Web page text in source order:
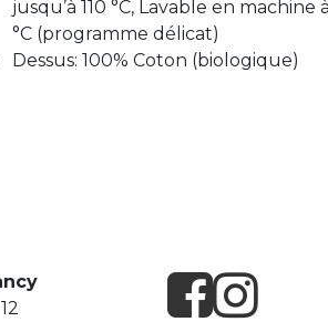
jusqu’à 110 °C, Lavable en machine
°C (programme délicat)
Dessus: 100% Coton (biologique)